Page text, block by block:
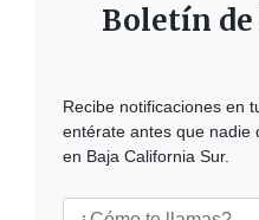
Boletín
Recibe notificaciones en
entérate antes que nadie
en Baja California Sur.